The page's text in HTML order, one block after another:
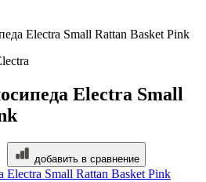
Electra Small Rattan Basket Pink
Electra Small
добавить в сравнение